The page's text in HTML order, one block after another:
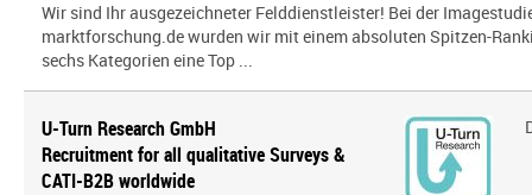
Wir sind Ihr ausgezeichneter Felddienstleister! Bei der
marktforschung.de wurden wir mit einem absoluten Spitzen-
sechs Kategorien eine Top ...
U-Turn Research GmbH
Recruitment for all qualitative Surveys &
CATI-B2B worldwide